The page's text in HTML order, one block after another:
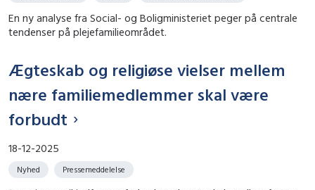
En ny analyse fra Social- og Boligministeriet peger på centrale
tendenser på plejefamilieområdet.
Ægteskab og religiøse vielser mellem
nære familiemedlemmer skal være
forbudt
18-12-2025
Nyhed Pressemeddelelse